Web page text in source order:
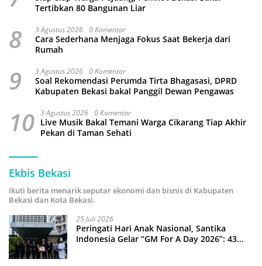
Tertibkan 80 Bangunan Liar
8 3 Agustus 2026 0 Komentar
Cara Sederhana Menjaga Fokus Saat Bekerja dari
Rumah
9 3 Agustus 2026 0 Komentar
Soal Rekomendasi Perumda Tirta Bhagasasi, DPRD
Kabupaten Bekasi bakal Panggil Dewan Pengawas
10 3 Agustus 2026 0 Komentar
Live Musik Bakal Temani Warga Cikarang Tiap Akhir
Pekan di Taman Sehati
Ekbis Bekasi
Ikuti berita menarik seputar ekonomi dan bisnis di Kabupaten
Bekasi dan Kota Bekasi.
25 Juli 2026
Peringati Hari Anak Nasional, Santika
Indonesia Gelar “GM For A Day 2026”: 43